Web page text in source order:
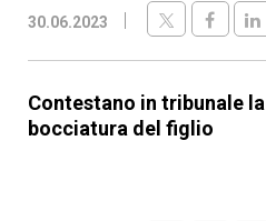
30.06.2023
Contestano in tribunale la
bocciatura del figlio